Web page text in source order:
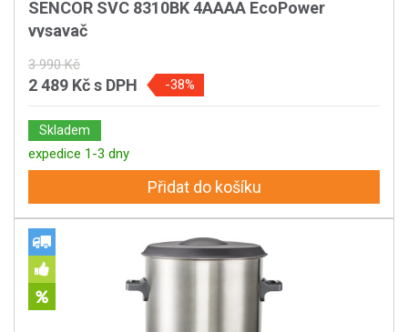
SENCOR SVC 8310BK 4AAAA EcoPower
vysavač
3 990 Kč
2 489 Kčs DPH -38%
Skladem
expedice 1-3 dny
Přidat do košíku